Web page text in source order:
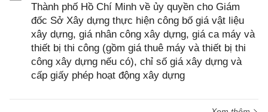
Thành phố Hồ Chí Minh về ủy quyền cho Giám
đốc Sở Xây dựng thực hiện công bố giá vật liệu
xây dựng, giá nhân công xây dựng, giá ca máy và
thiết bị thi công (gồm giá thuê máy và thiết bị thi
công xây dựng nếu có), chỉ số giá xây dựng và
cấp giấy phép hoạt động xây dựng